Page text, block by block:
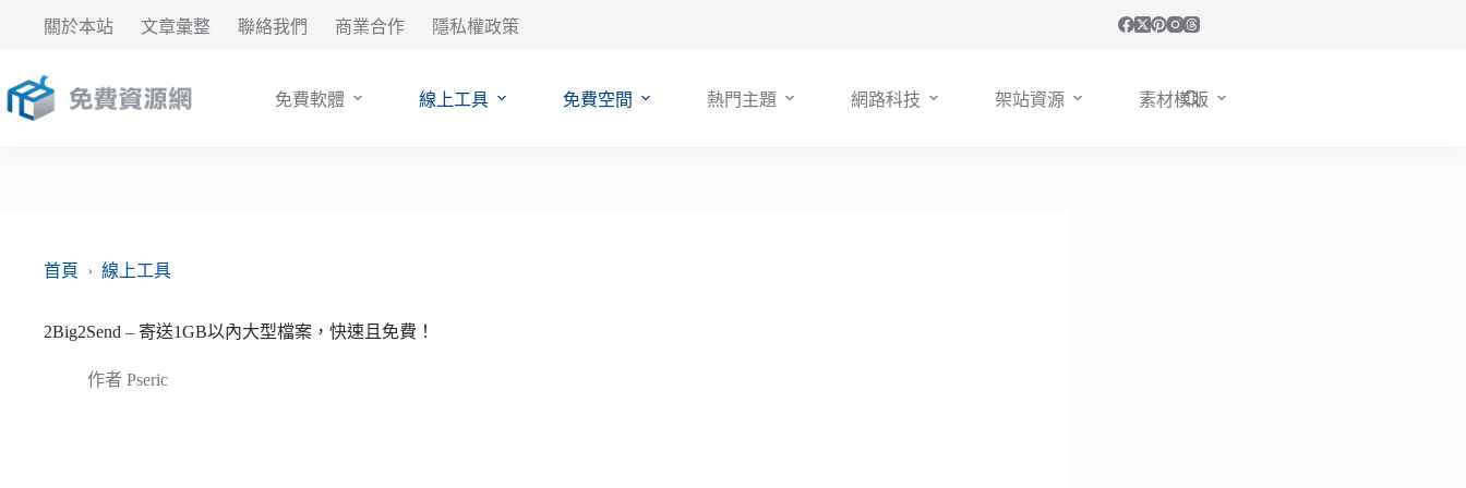
要
內
關於本站 文章彙整 聯絡我們 商業合作 隱私權政策
免費軟體 線上工具 免費空間 熱門主題 網路科技 架站資源 素材模版
首頁 › 線上工具
2Big2Send – 寄送1GB以內大型檔案，快速且免費！
作者 Pseric